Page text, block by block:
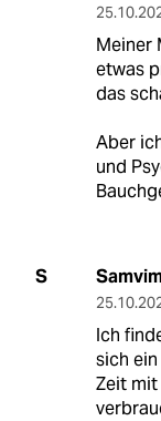
Meiner
etwas
das
Aber
und
S
Ich
sich
Zeit mit